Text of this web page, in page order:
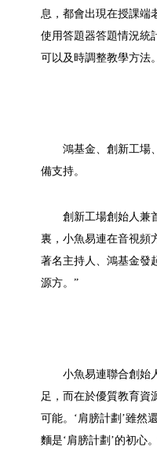
息，都會出現在授課端
使用答題器答題情況統
可以及時調整教學方法。
鴻基金、創新工場
備支持。
創新工場創始人兼
裏，小魚易連在音視頻
著名主持人、鴻基金發
源方。”
小魚易連聯合創始
足，而在於優質教育資
可能。‘肩膀計劃’雖然
麵是‘肩膀計劃’的初心